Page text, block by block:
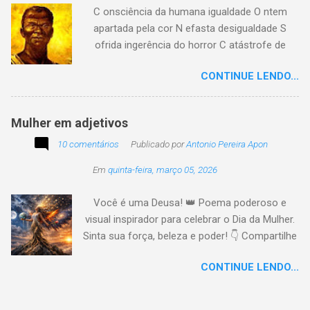
C onsciência da humana igualdade O ntem
apartada pela cor N efasta desigualdade S
ofrida ingerência do horror C atástrofe de
tempo o preito N egritude sempre linda C ultura
multicolor I rmanados na cidadania A gentes
CONTINUE LENDO...
Mulher em adjetivos
10 comentários Publicado porAntonio Pereira Apon
Em quinta-feira, março 05, 2026
Você é uma Deusa! 👑 Poema poderoso e
visual inspirador para celebrar o Dia da Mulher.
Sinta sua força, beleza e poder! 👇 Compartilhe
arrepios! 👇 Este poema/música é uma
CONTINUE LENDO...